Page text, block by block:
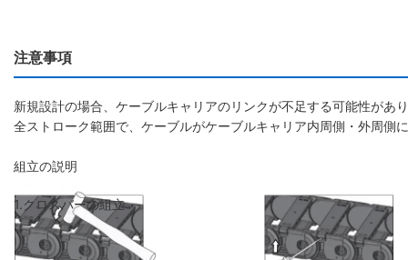
注意事項
新規設計の場合、ケーブルキャリアのリンクが不足する可能性が
全ストローク範囲で、ケーブルがケーブルキャリア内周側・外周側
組立の説明
1.クロスバーの組立